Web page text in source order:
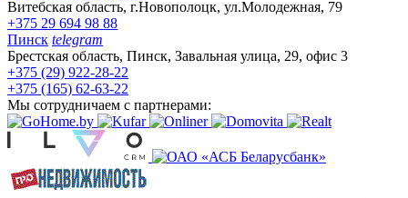
Витебская область, г.Новополоцк, ул.Молодежная, 79
+375 29 694 98 88
Пинск telegram
Брестская область, Пинск, Завальная улица, 29, офис 3
+375 (29) 922-28-22
+375 (165) 62-63-22
Мы сотрудничаем с партнерами: